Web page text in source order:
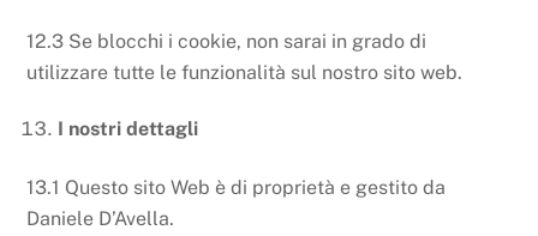
12.3 Se blocchi i cookie, non sarai in grado di
utilizzare tutte le funzionalità sul nostro sito web.
I nostri dettagli
13.1 Questo sito Web è di proprietà e gestito da
Daniele D’Avella.